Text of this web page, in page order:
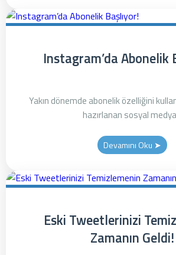
Instagram’da Abonelik
Yakın dönemde abonelik özelliğini
hazırlanan sosyal
Devamını Oku ➤
Eski Tweetlerinizi
Zamanın Geldi!